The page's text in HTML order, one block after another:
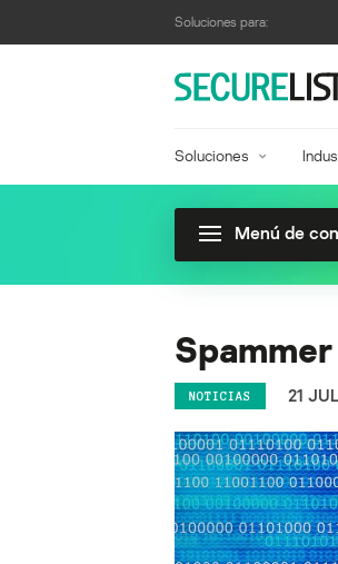
Soluciones para:
Soluciones
Menú de
NOTICIAS 21